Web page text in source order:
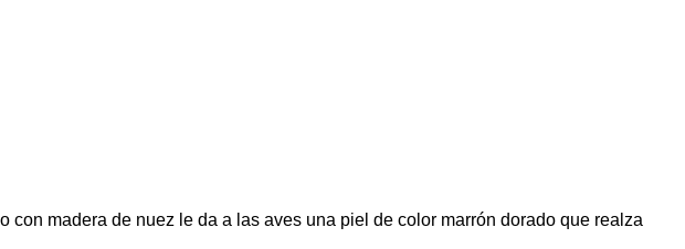
madera de nuez le da a las aves una piel de color marrón dorado que realza